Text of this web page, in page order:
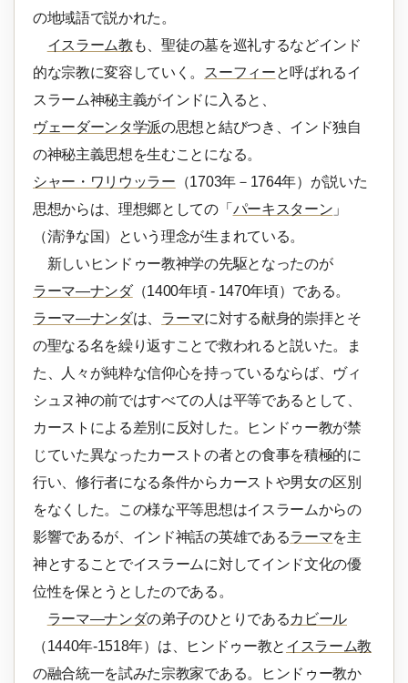
の地域語で説かれた。
イスラーム教 も、聖徒の墓を巡礼するなどインド
的な宗教に変容していく。
スーフィーと呼ばれるイ
スラーム神秘主義がインドに入ると、
ヴェーダーンタ学派の思想と結びつき、インド独自
の神秘主義思想を生むことになる。
シャー・ワリウッラー （1703年－1764年）が説いた
思想からは、理想郷としての「 パーキスターン 」
（清浄な国）という理念が生まれている。
新しいヒンドゥー教神学の先駆となったのが
ラーマ―ナンダ（1400年頃 - 1470年頃）である。
ラーマ―ナンダは、 ラーマに対する献身的崇拝とそ
の聖なる名を繰り返すことで救われると説いた。ま
た、人々が純粋な信仰心を持っているならば、ヴィ
シュヌ神の前ではすべての人は平等であるとして、
カーストによる差別に反対した。ヒンドゥー教が禁
じていた異なったカーストの者との食事を積極的に
行い、修行者になる条件からカーストや男女の区別
をなくした。この様な平等思想はイスラームからの
影響であるが、インド神話の英雄であるラーマを主
神とすることでイスラームに対してインド文化の優
位性を保とうとしたのである。
ラーマ―ナンダの弟子のひとりであるカビール
（1440年-1518年）は、ヒンドゥー教と イスラーム教
の融合統一を試みた宗教家である。ヒンドゥー教か